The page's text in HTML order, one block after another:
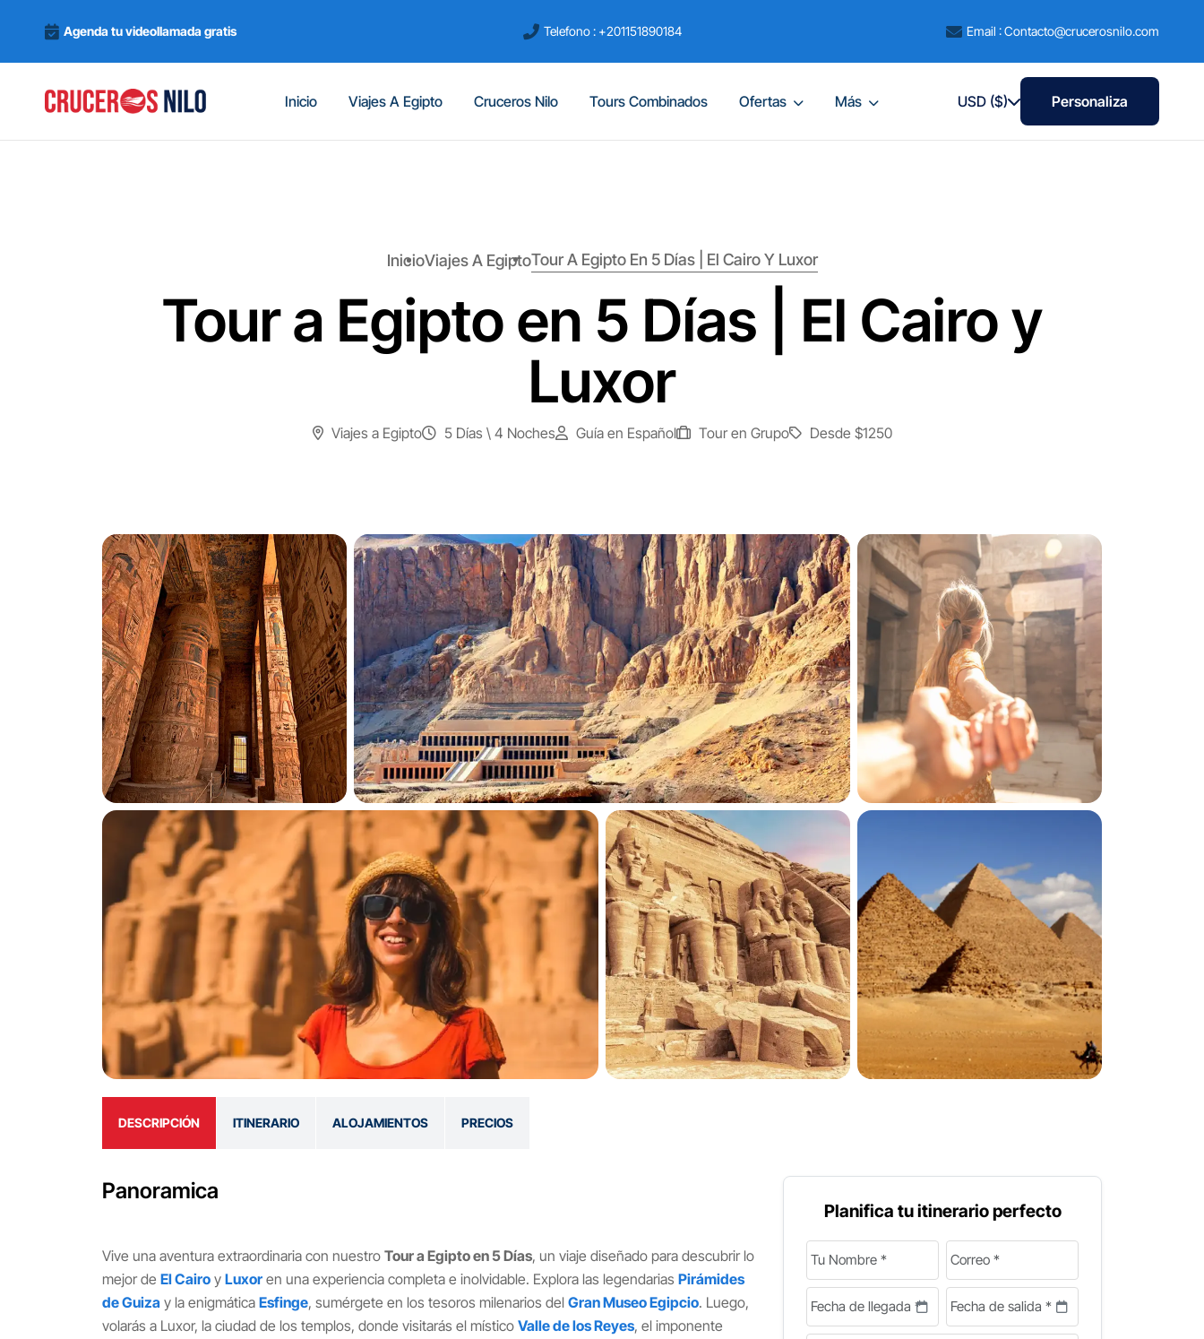
Agenda tu videollamada gratis Telefono : +201151890184 Email : Contacto@crucerosnilo.com
Inicio Viajes A Egipto Cruceros Nilo Tours Combinados Ofertas Más USD ($) Personaliza
InicioViajes A EgiptoTour A Egipto En 5 Días | El Cairo Y Luxor
Tour a Egipto en 5 Días | El Cairo y
Luxor
Viajes a Egipto 5 Días \ 4 Noches Guía en Español Tour en Grupo Desde $1250
DESCRIPCIÓN ITINERARIO ALOJAMIENTOS PRECIOS
Panoramica
Vive una aventura extraordinaria con nuestro Tour a Egipto en 5 Días, un viaje diseñado para descubrir lo
mejor de El Cairo y Luxor en una experiencia completa e inolvidable. Explora las legendarias Pirámides
de Guiza y la enigmática Esfinge, sumérgete en los tesoros milenarios del Gran Museo Egipcio. Luego,
volarás a Luxor, la ciudad de los templos, donde visitarás el místico Valle de los Reyes, el imponente
Planifica tu itinerario perfecto